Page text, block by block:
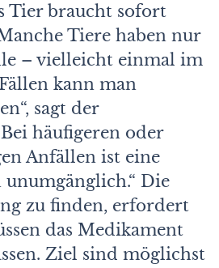
Tier braucht sofort
Tiere haben nur
– vielleicht einmal im
kann man
sagt der
häufigeren oder
Anfällen ist eine
Die
zu finden, erfordert
das Medikament
Ziel sind möglichst